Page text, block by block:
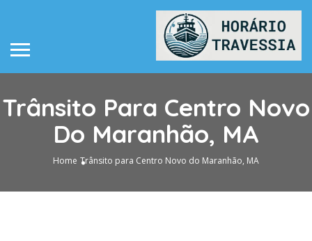
Trânsito Para Centro Novo
Do Maranhão, MA
Home Trânsito para Centro Novo do Maranhão, MA